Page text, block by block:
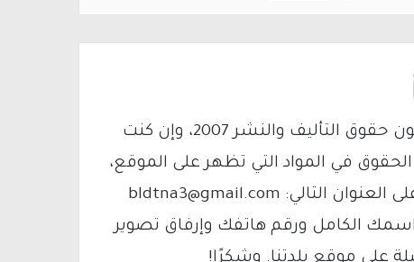
يتم الاستخدام المواد وفقًا للمادة 27 أ من قانون حقوق التأليف والنشر 2007، وإن كنت
في المواد التي تظهر على الموقع،
فيمكنك التواصل معنا عبر البريد الإلكتروني على العنوان التالي: bldtna3@gmail.com
الكامل ورقم هاتفك وإرفاق تصوير
على موقع بلدتنا. وشكرًا!